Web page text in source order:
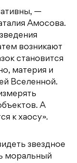
—
Амосова.
возникают
становится
материя и
Вселенной.
А
к хаосу».
звездное
моральный